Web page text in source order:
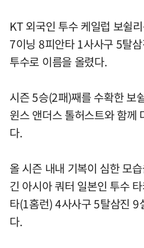
KT 외국인 투수 케일럽 보쉴
7이닝 8피안타 1사사구 5탈
투수로 이름을 올렸다.
시즌 5승(2패)째를 수확한 보
윈스 앤더스 톨허스트와 함께
다.
올 시즌 내내 기복이 심한 모
긴 아시아 쿼터 일본인 투수
타(1홈런) 4사사구 5탈삼진 9
다.